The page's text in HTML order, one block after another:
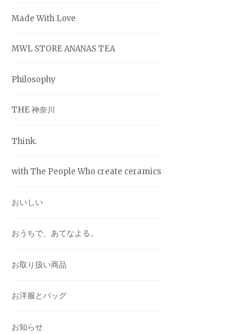
Made With Love
MWL STORE ANANAS TEA
Philosophy
THE 神奈川
Think.
with The People Who create ceramics
おいしい
おうちで、あてなよる。
お取り扱い商品
お洋服とバッグ
お知らせ